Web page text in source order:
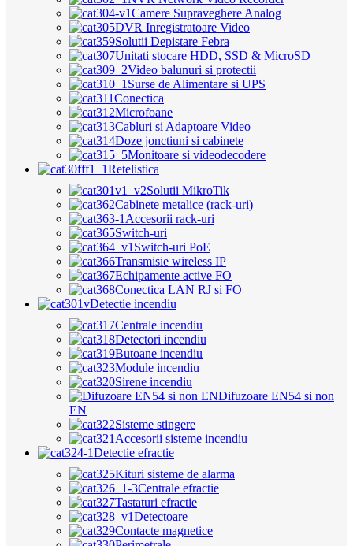
Camere Supraveghere Analog
DVR Inregistratoare Video
Solutii Depistare Febra
Unitati stocare HDD, SSD & MicroSD
Video balunuri si protectii
Surse de Alimentare si UPS
Conectica
Microfoane
Cabluri si Adaptoare Video
Doze jonctiuni si cabinete
Monitoare si videodecodere
Retelistica
Solutii MikroTik
Cabinete metalice (rack-uri)
Accesorii rack-uri
Switch-uri
Switch-uri PoE
Transmisie wireless IP
Echipamente active FO
Conectica LAN RJ si FO
Detectie incendiu
Centrale incendiu
Detectori incendiu
Butoane incendiu
Module incendiu
Sirene incendiu
Difuzoare EN54 si non
EN
Sisteme stingere
Accesorii sisteme incendiu
Detectie efractie
Kituri sisteme de alarma
Centrale efractie
Tastaturi efractie
Detectoare
Contacte magnetice